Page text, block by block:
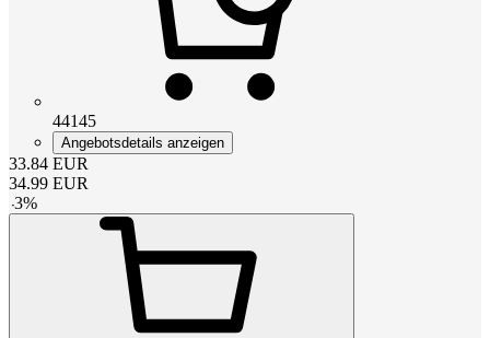
44145
Angebotsdetails anzeigen
33.84 EUR
34.99 EUR
-3%